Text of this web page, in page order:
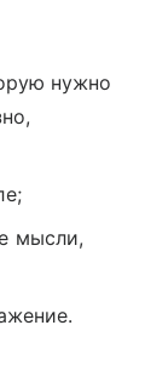
нужно
мысли,